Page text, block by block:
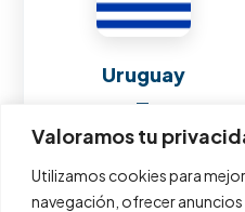
Valoramos tu
Utilizamos cookies para
navegación, ofrecer
Uruguay
3
0 puntos